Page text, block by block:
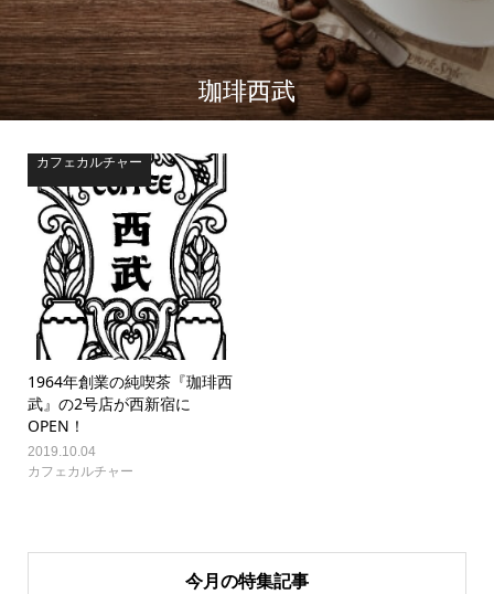
珈琲西武
カフェカルチャー
1964年創業の純喫茶『珈琲西
武』の2号店が西新宿に
OPEN！
2019.10.04
カフェカルチャー
今月の特集記事